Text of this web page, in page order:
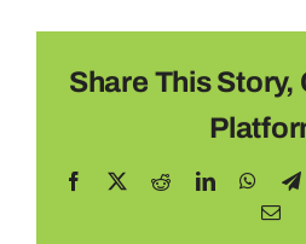
Share This Story,
Facebook RedditLinkedIn
E-